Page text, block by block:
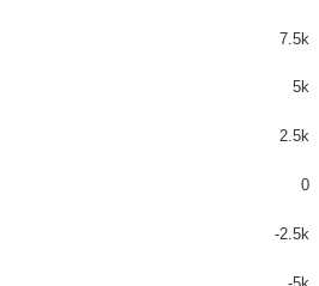
-2.5k
0
2.5k
5k
7.5k